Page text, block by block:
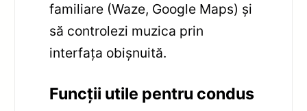
familiare (Waze, Google Maps) și
să controlezi muzica prin
interfața obișnuită.
Funcții utile pentru condus